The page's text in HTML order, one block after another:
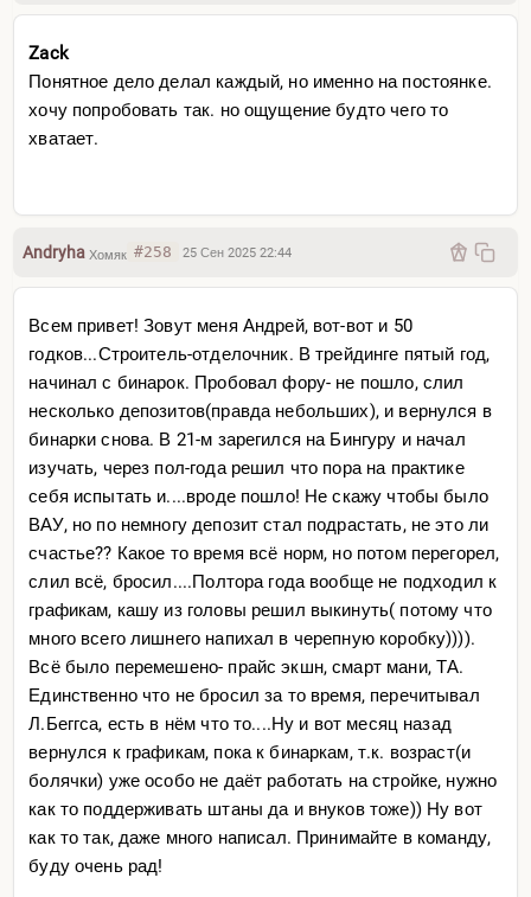
Zack
Понятное дело делал каждый, но именно на постоянке.
хочу попробовать так. но ощущение будто чего то
хватает.
AndryhaХомяк #258 25 Сен 2025 22:44
Всем привет! Зовут меня Андрей, вот-вот и 50
годков...Строитель-отделочник. В трейдинге пятый год,
начинал с бинарок. Пробовал фору- не пошло, слил
несколько депозитов(правда небольших), и вернулся в
бинарки снова. В 21-м зарегился на Бингуру и начал
изучать, через пол-года решил что пора на практике
себя испытать и....вроде пошло! Не скажу чтобы было
ВАУ, но по немногу депозит стал подрастать, не это ли
счастье?? Какое то время всё норм, но потом перегорел,
слил всё, бросил....Полтора года вообще не подходил к
графикам, кашу из головы решил выкинуть( потому что
много всего лишнего напихал в черепную коробку)))).
Всё было перемешено- прайс экшн, смарт мани, ТА.
Единственно что не бросил за то время, перечитывал
Л.Беггса, есть в нём что то....Ну и вот месяц назад
вернулся к графикам, пока к бинаркам, т.к. возраст(и
болячки) уже особо не даёт работать на стройке, нужно
как то поддерживать штаны да и внуков тоже)) Ну вот
как то так, даже много написал. Принимайте в команду,
буду очень рад!